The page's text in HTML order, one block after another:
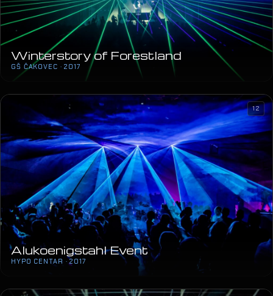
Alukoenigstahl Event
HYPO CENTAR · 2017
12
31